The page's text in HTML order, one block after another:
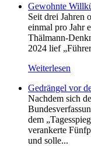
Gewohnte
Seit drei Jahren
einmal pro Jahr
Thälmann-
2024 lief
Weiterlesen
Gedrängel vor
Nachdem sich
dem
verankerte
und solle...